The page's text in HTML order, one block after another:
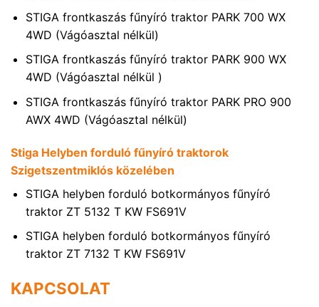
STIGA frontkaszás fűnyíró traktor PARK 700 WX
4WD (Vágóasztal nélkül)
STIGA frontkaszás fűnyíró traktor PARK 900 WX
4WD (Vágóasztal nélkül )
STIGA frontkaszás fűnyíró traktor PARK PRO 900
AWX 4WD (Vágóasztal nélkül)
Stiga Helyben forduló fűnyíró traktorok
Szigetszentmiklós közelében
STIGA helyben forduló botkormányos fűnyíró
traktor ZT 5132 T KW FS691V
STIGA helyben forduló botkormányos fűnyíró
traktor ZT 7132 T KW FS691V
KAPCSOLAT